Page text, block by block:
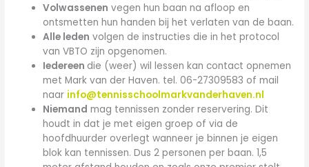
Volwassenen vegen hun baan na afloop en
ontsmetten hun handen bij het verlaten van de baan.
Alle leden volgen de instructies die in het protocol
van VBTO zijn opgenomen.
Iedereen die (weer) wil lessen kan contact opnemen
met Mark van der Haven. tel. 06-27309583 of mail
naar info@tennisschoolmarkvanderhaven.nl
Niemand mag tennissen zonder reservering. Dit
houdt in dat je met eigen groep of via de
hoofdhuurder overlegt wanneer je binnen je eigen
blok kan tennissen. Dus 2 personen per baan. 1,5